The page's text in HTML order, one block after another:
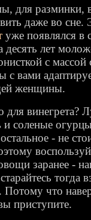
для разминки,
даже во сне.
уже появлялся в
десять лет
с
с вами
женщины.
винегрета?
и соленые
- не
заранее -
тогда
Потому что
приступите.